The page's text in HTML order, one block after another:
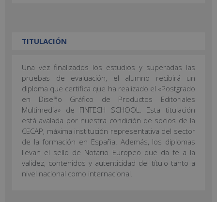
TITULACIÓN
Una vez finalizados los estudios y superadas las
pruebas de evaluación, el alumno recibirá un
diploma que certifica que ha realizado el «Postgrado
en Diseño Gráfico de Productos Editoriales
Multimedia» de FINTECH SCHOOL. Esta titulación
está avalada por nuestra condición de socios de la
CECAP, máxima institución representativa del sector
de la formación en España. Además, los diplomas
llevan el sello de Notario Europeo que da fe a la
validez, contenidos y autenticidad del título tanto a
nivel nacional como internacional.